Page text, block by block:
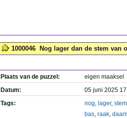
1000046 Nog lager dan de stem van
Plaats van de puzzel:
eigen maaksel
Datum:
05 juni 2025
Tags:
nog, lager, stem
bas, raak,